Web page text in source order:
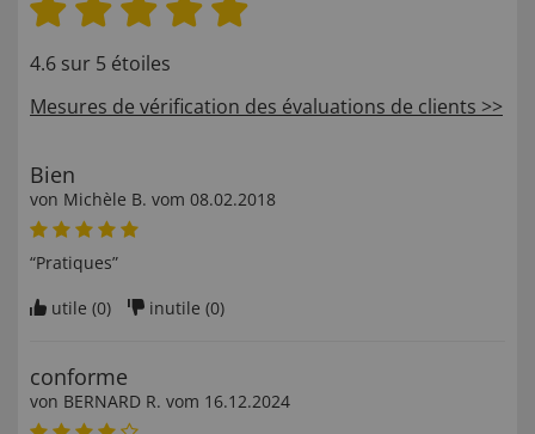
4.6 sur 5 étoiles
Mesures de vérification des évaluations de clients >>
Bien
von Michèle B. vom 08.02.2018
“Pratiques”
utile (0) inutile (0)
conforme
von BERNARD R. vom 16.12.2024